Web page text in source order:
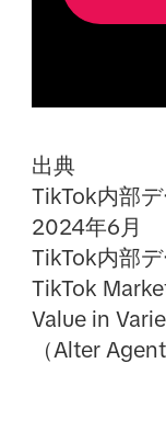
出典
TikTok内部
2024年6月
TikTok内部
TikTok
Value in
（Alter